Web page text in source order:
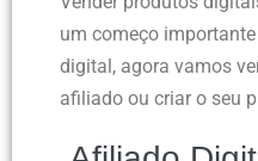
um começo
digital, agora vamos
afiliado ou criar o seu